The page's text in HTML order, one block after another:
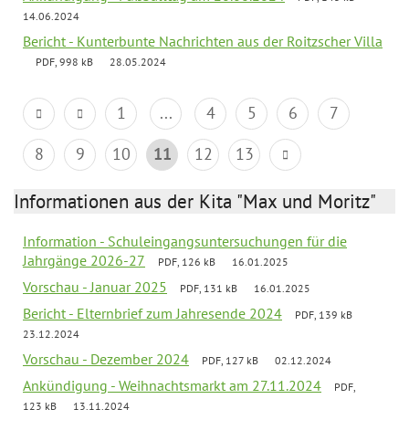
14.06.2024
Bericht - Kunterbunte Nachrichten aus der Roitzscher Villa
PDF, 998 kB 28.05.2024
1 ... 4 5 6
7
8
9 10 11 12 13
Informationen aus der Kita "Max und Moritz"
Information - Schuleingangsuntersuchungen für die
Jahrgänge 2026-27
PDF, 126 kB 16.01.2025
Vorschau - Januar 2025 PDF, 131 kB 16.01.2025
Bericht - Elternbrief zum Jahresende 2024
PDF, 139 kB
23.12.2024
Vorschau - Dezember 2024 PDF, 127 kB 02.12.2024
Ankündigung - Weihnachtsmarkt am 27.11.2024
PDF,
123 kB
13.11.2024